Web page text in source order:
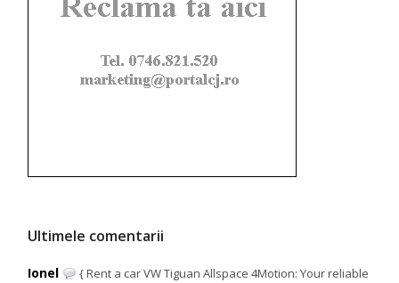
Ultimele comentarii
Ionel
{ Rent a car VW Tiguan Allspace 4Motion: Your reliable